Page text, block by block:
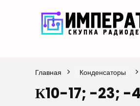
Главная Конденсаторы
К10-17; -23; -